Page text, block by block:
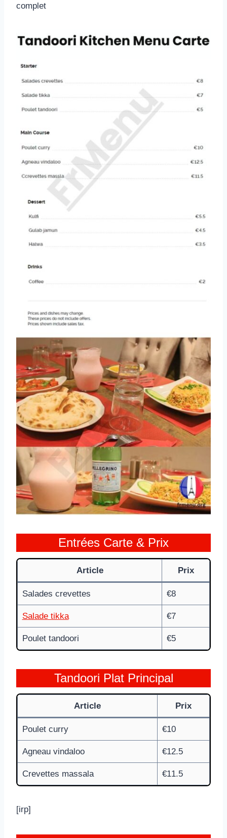
complet
Entrées Carte & Prix
Article Prix
Salades crevettes €8
Salade tikka €7
Poulet tandoori €5
Tandoori Plat Principal
Article Prix
Poulet curry €10
Agneau vindaloo €12.5
Crevettes massala €11.5
[irp]